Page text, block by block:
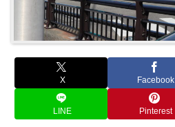
X Facebook
LINE Pinterest